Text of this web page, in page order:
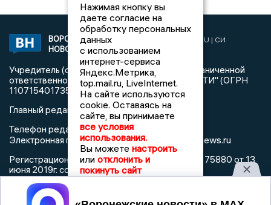
ВОРОНЕЖСКИЕ
НОВОСТИ
2019 © VORONEZHNEWS.RU | СИ
«Воронежские новости»
Учредитель (соучредители): Общество с ограниченной
ответственностью "РЕГИОНАЛЬНЫЕ НОВОСТИ" (ОГРН
1107154017354)
Главный редактор: Пирогов А.А.
Телефон редакции: +7 (473) 262 77 92
Электронная почта редакции:info@voronezhnews.ru
Регистрационный номер: серия Эл № ФС 77 - 75880 от 13
июня 2019г. согласно выписке из реестра
зарегистрированных средств массовой информации
выдана Федеральной службой по надзору в сфере связи,
информационных технологий и массовых коммуникаций
Нажимая кнопку вы
даете согласие на
обработку персональных
данных
с использованием
интернет-сервиса
Яндекс.Метрика,
top.mail.ru, LiveInternet.
На сайте используются
cookie. Оставаясь на
сайте, вы принимаете
все условия
использования.
Вы можете настроить
или отклонить и
покинуть сайт
Принять